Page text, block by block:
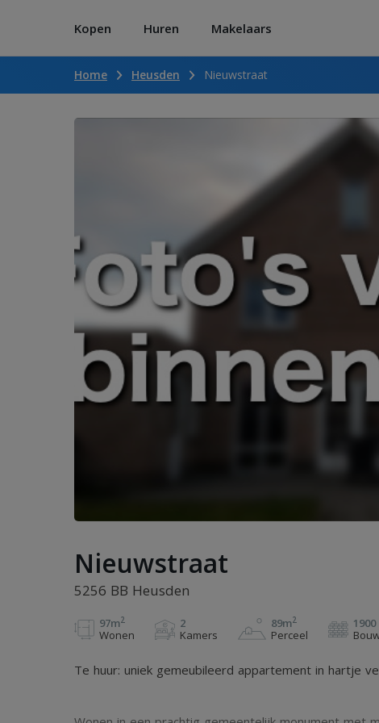
Kopen Huren Makelaars
Home Heusden Nieuwstraat
Nieuwstraat
5256 BB Heusden
97m2
Wonen
2
Kamers
89m2
Perceel
1900
Te huur: uniek gemeubileerd appartement in hartje